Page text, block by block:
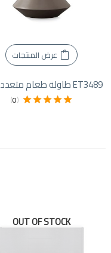
عرض المنتجات
(
0
)
OUT OF STOCK